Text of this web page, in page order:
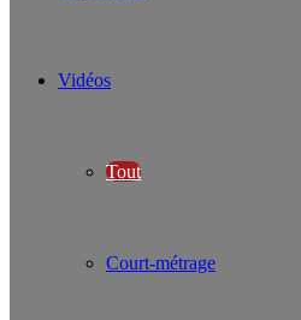
Vidéos
Tout
Court-métrage